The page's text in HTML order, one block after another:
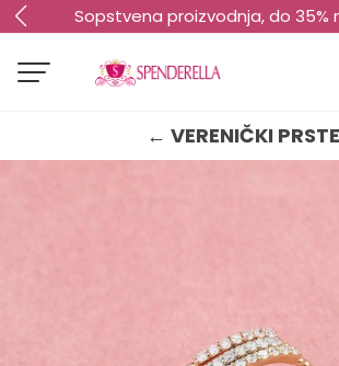
Sopstvena proizvodnja, do 35%
← VERENIČKI